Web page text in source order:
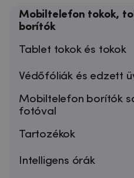
Mobiltelefon tokok,
borítók
Tablet tokok és tokok
Védőfóliák és edzett
Mobiltelefon borítók
fotóval
Tartozékok
Intelligens órák